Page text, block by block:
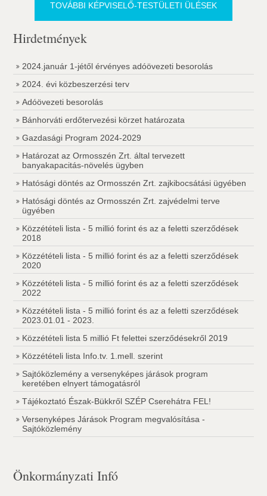
TOVÁBBI KÉPVISELŐ-TESTÜLETI ÜLÉSEK
Hirdetmények
2024.január 1-jétől érvényes adóövezeti besorolás
2024. évi közbeszerzési terv
Adóövezeti besorolás
Bánhorváti erdőtervezési körzet határozata
Gazdasági Program 2024-2029
Határozat az Ormosszén Zrt. által tervezett
banyakapacitás-növelés ügyben
Hatósági döntés az Ormosszén Zrt. zajkibocsátási ügyében
Hatósági döntés az Ormosszén Zrt. zajvédelmi terve
ügyében
Közzétételi lista - 5 millió forint és az a feletti szerződések
2018
Közzétételi lista - 5 millió forint és az a feletti szerződések
2020
Közzétételi lista - 5 millió forint és az a feletti szerződések
2022
Közzétételi lista - 5 millió forint és az a feletti szerződések
2023.01.01 - 2023.
Közzétételi lista 5 millió Ft felettei szerződésekről 2019
Közzétételi lista Info.tv. 1.mell. szerint
Sajtóközlemény a versenyképes járások program
keretében elnyert támogatásról
Tájékoztató Észak-Bükkről SZÉP Cserehátra FEL!
Versenyképes Járások Program megvalósítása -
Sajtóközlemény
Önkormányzati Infó